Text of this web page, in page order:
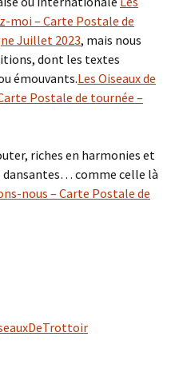
moi – Carte Postale de
Juillet 2023, mais nous
dont les textes
émouvants.Les Oiseaux de
Postale de tournée –
riches en harmonies et
dansantes… comme celle là
nous – Carte Postale de